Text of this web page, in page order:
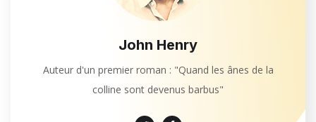
John Henry
Auteur d'un premier roman : "Quand les ânes de la
colline sont devenus barbus"